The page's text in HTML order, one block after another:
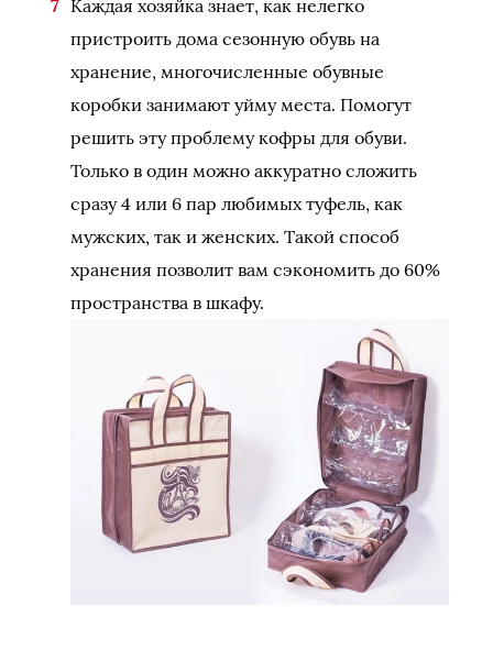
Каждая хозяйка знает, как нелегко
пристроить дома сезонную обувь на
хранение, многочисленные обувные
коробки занимают уйму места. Помогут
решить эту проблему кофры для обуви.
Только в один можно аккуратно сложить
сразу 4 или 6 пар любимых туфель, как
мужских, так и женских. Такой способ
хранения позволит вам сэкономить до 60%
пространства в шкафу.